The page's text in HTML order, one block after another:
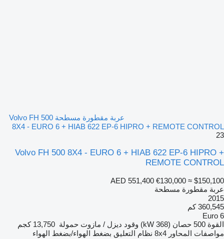
عربة مقطورة مسطحة Volvo FH 500
8X4 - EURO 6 + HIAB 622 EP-6 HIPRO + REMOTE CONTROL
23
Volvo FH 500 8X4 - EURO 6 + HIAB 622 EP-6 HIPRO +
REMOTE CONTROL
AED 551,400 €130,000 ≈ $150,100
عربة مقطورة مسطحة
2015
360,545 كم
Euro 6
القوة 500 حصان (368 kW) وقود ديزل / مازوت حمولة 13,750 كجم
مواصفات المحاور 8x4 نظام التعليق بضغط الهواء/بضغط الهواء